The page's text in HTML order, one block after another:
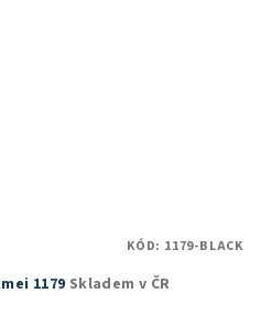
1179 Skladem v ČR
KÓD: 1179-BLACK